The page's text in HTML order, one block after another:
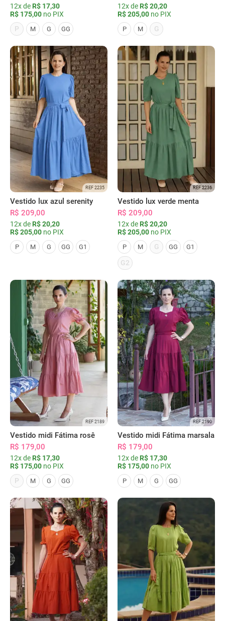
12x de R$ 17,30
R$ 175,00 no PIX
P
M G GG
12x de R$ 20,20
R$ 205,00 no PIX
P M G
REF 2235
Vestido lux azul serenity
R$ 209,00
12x de R$ 20,20
R$ 205,00 no PIX
P M G GG G1
REF 2236
Vestido lux verde menta
R$ 209,00
12x de R$ 20,20
R$ 205,00 no PIX
P M G GG G1
G2
REF 2189
Vestido midi Fátima rosê
R$ 179,00
12x de R$ 17,30
R$ 175,00 no PIX
P
M G GG
REF 2190
Vestido midi Fátima marsala
R$ 179,00
12x de R$ 17,30
R$ 175,00 no PIX
P M G GG